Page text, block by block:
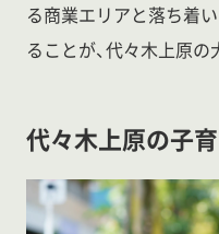
る商業エリアと落ち着
ることが、代々木上原の
代々木上原の子